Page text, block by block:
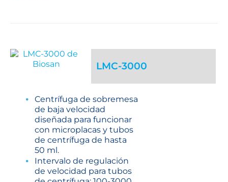
LMC-3000
Centrífuga de sobremesa
de baja velocidad
diseñada para funcionar
con microplacas y tubos
de centrífuga de hasta
50 ml.
Intervalo de regulación
de velocidad para tubos